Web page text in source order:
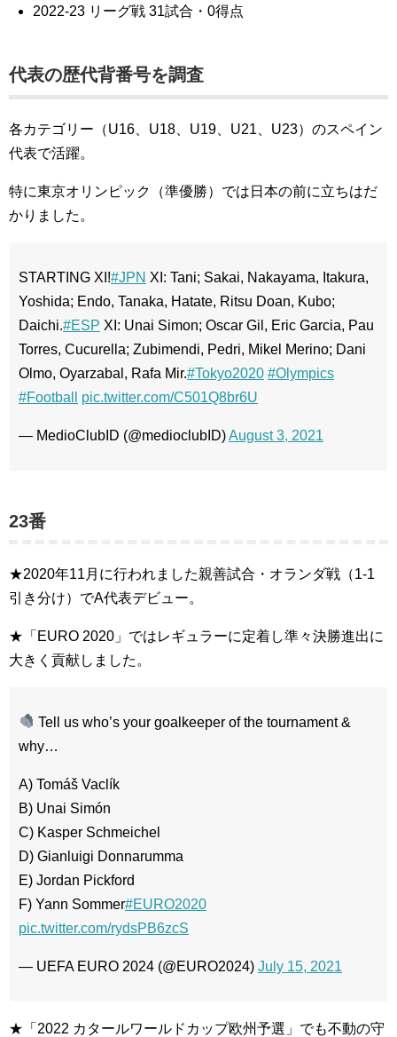
2022-23 リーグ戦 31試合・0得点
代表の歴代背番号を調査
各カテゴリー（U16、U18、U19、U21、U23）のスペイン
代表で活躍。
特に東京オリンピック（準優勝）では日本の前に立ちはだ
かりました。
STARTING XI!#JPN XI: Tani; Sakai, Nakayama, Itakura,
Yoshida; Endo, Tanaka, Hatate, Ritsu Doan, Kubo;
Daichi.#ESP XI: Unai Simon; Oscar Gil, Eric Garcia, Pau
Torres, Cucurella; Zubimendi, Pedri, Mikel Merino; Dani
Olmo, Oyarzabal, Rafa Mir.#Tokyo2020 #Olympics
#Football
pic.twitter.com/C501Q8br6U
— MedioClubID (@medioclubID)August 3, 2021
23番
★2020年11月に行われました親善試合・オランダ戦（1-1
引き分け）でA代表デビュー。
★「EURO 2020」ではレギュラーに定着し準々決勝進出に
大きく貢献しました。
Tell us who’s your goalkeeper of the tournament &
why…
A) Tomáš Vaclík
B) Unai Simón
C) Kasper Schmeichel
D) Gianluigi Donnarumma
E) Jordan Pickford
F) Yann Sommer#EURO2020
pic.twitter.com/rydsPB6zcS
— UEFA EURO 2024 (@EURO2024) July 15, 2021
★「2022 カタールワールドカップ欧州予選」でも不動の守